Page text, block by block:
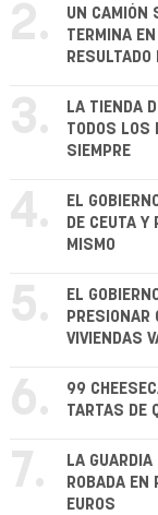
2.
UN CAMIÓN
TERMINA
RESULTADO
3.
LA TIENDA
TODOS LOS
SIEMPRE
4.
EL
DE CEUTA Y
MISMO
5.
EL
PRESIONAR
VIVIENDAS
6.
99
TARTAS DE
7.
LA
ROBADA
EUROS